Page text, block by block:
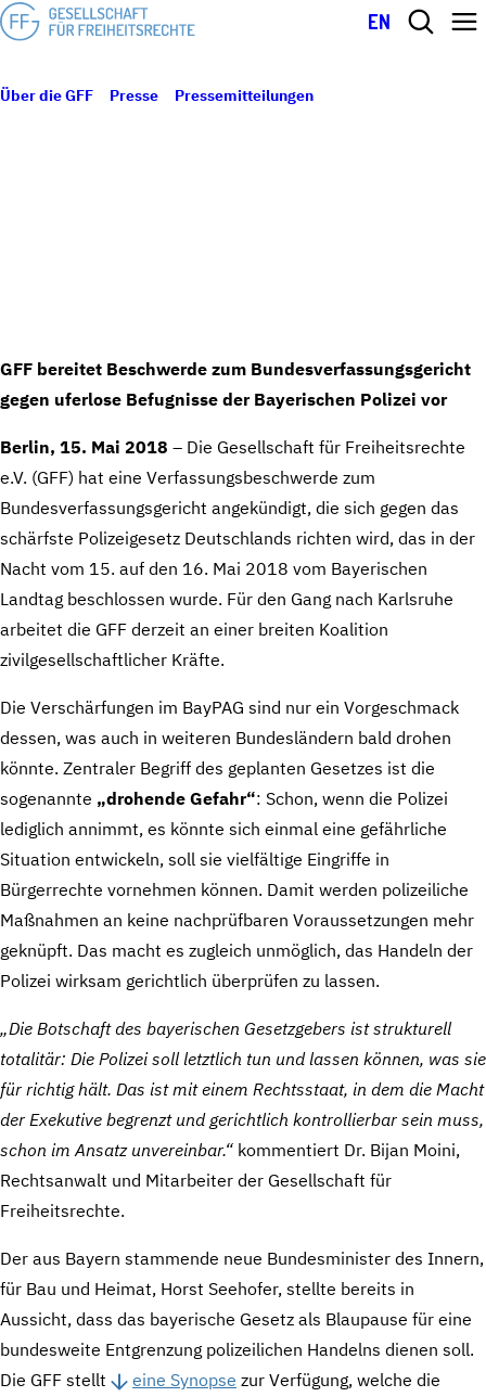
EN
Über die GFF Presse Pressemitteilungen
GFF bereitet Beschwerde zum Bundesverfassungsgericht
gegen uferlose Befugnisse der Bayerischen Polizei vor
Berlin, 15. Mai 2018 – Die Gesellschaft für Freiheitsrechte
e.V. (GFF) hat eine Verfassungsbeschwerde zum
Bundesverfassungsgericht angekündigt, die sich gegen das
schärfste Polizeigesetz Deutschlands richten wird, das in der
Nacht vom 15. auf den 16. Mai 2018 vom Bayerischen
Landtag beschlossen wurde. Für den Gang nach Karlsruhe
arbeitet die GFF derzeit an einer breiten Koalition
zivilgesellschaftlicher Kräfte.
Die Verschärfungen im BayPAG sind nur ein Vorgeschmack
dessen, was auch in weiteren Bundesländern bald drohen
könnte. Zentraler Begriff des geplanten Gesetzes ist die
sogenannte „drohende Gefahr“: Schon, wenn die Polizei
lediglich annimmt, es könnte sich einmal eine gefährliche
Situation entwickeln, soll sie vielfältige Eingriffe in
Bürgerrechte vornehmen können. Damit werden polizeiliche
Maßnahmen an keine nachprüfbaren Voraussetzungen mehr
geknüpft. Das macht es zugleich unmöglich, das Handeln der
Polizei wirksam gerichtlich überprüfen zu lassen.
„Die Botschaft des bayerischen Gesetzgebers ist strukturell
totalitär: Die Polizei soll letztlich tun und lassen können, was sie
für richtig hält. Das ist mit einem Rechtsstaat, in dem die Macht
der Exekutive begrenzt und gerichtlich kontrollierbar sein muss,
schon im Ansatz unvereinbar.“ kommentiert Dr. Bijan Moini,
Rechtsanwalt und Mitarbeiter der Gesellschaft für
Freiheitsrechte.
Der aus Bayern stammende neue Bundesminister des Innern,
für Bau und Heimat, Horst Seehofer, stellte bereits in
Aussicht, dass das bayerische Gesetz als Blaupause für eine
bundesweite Entgrenzung polizeilichen Handelns dienen soll.
Die GFF stellt
eine Synopse zur Verfügung, welche die